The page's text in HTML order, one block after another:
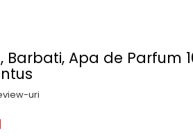
Barbati, Apa de Parfum
uri